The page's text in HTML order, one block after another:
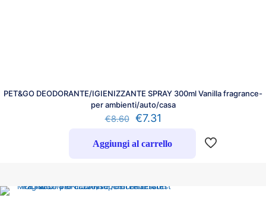
PET&GO DEODORANTE/IGIENIZZANTE SPRAY 300ml Vanilla fragrance-
per ambienti/auto/casa
€8.60 €7.31
Aggiungi al carrello